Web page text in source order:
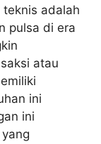
teknis adalah
pulsa di era
atau
ini
ini